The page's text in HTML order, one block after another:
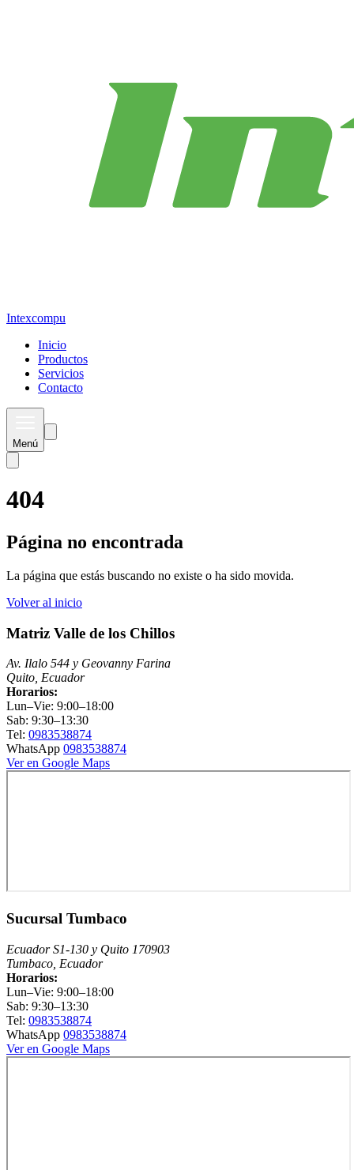
Intexcompu
Inicio
Productos
Servicios
Contacto
Menú
404
Página no encontrada
La página que estás buscando no existe o ha sido movida.
Volver al inicio
Matriz Valle de los Chillos
Av. Ilalo 544 y Geovanny Farina
Quito, Ecuador
Horarios:
Lun–Vie: 9:00–18:00
Sab: 9:30–13:30
Tel: 0983538874
WhatsApp 0983538874
Ver en Google Maps
Sucursal Tumbaco
Ecuador S1-130 y Quito 170903
Tumbaco, Ecuador
Horarios:
Lun–Vie: 9:00–18:00
Sab: 9:30–13:30
Tel: 0983538874
WhatsApp 0983538874
Ver en Google Maps